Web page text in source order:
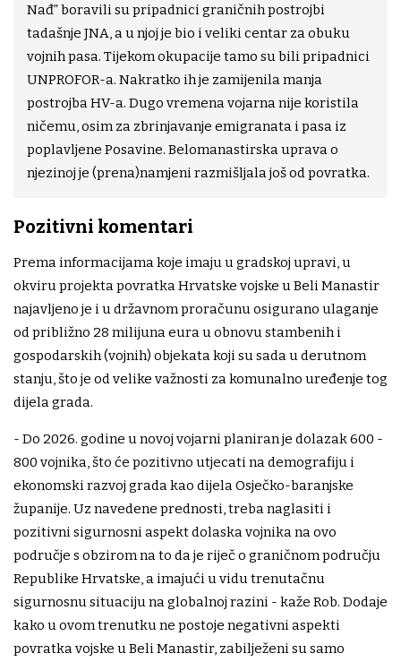
Nađ” boravili su pripadnici graničnih postrojbi
tadašnje JNA, a u njoj je bio i veliki centar za obuku
vojnih pasa. Tijekom okupacije tamo su bili pripadnici
UNPROFOR-a. Nakratko ih je zamijenila manja
postrojba HV-a. Dugo vremena vojarna nije koristila
ničemu, osim za zbrinjavanje emigranata i pasa iz
poplavljene Posavine. Belomanastirska uprava o
njezinoj je (prena)namjeni razmišljala još od povratka.
Pozitivni komentari
Prema informacijama koje imaju u gradskoj upravi, u
okviru projekta povratka Hrvatske vojske u Beli Manastir
najavljeno je i u državnom proračunu osigurano ulaganje
od približno 28 milijuna eura u obnovu stambenih i
gospodarskih (vojnih) objekata koji su sada u derutnom
stanju, što je od velike važnosti za komunalno uređenje tog
dijela grada.
- Do 2026. godine u novoj vojarni planiran je dolazak 600 -
800 vojnika, što će pozitivno utjecati na demografiju i
ekonomski razvoj grada kao dijela Osječko-baranjske
županije. Uz navedene prednosti, treba naglasiti i
pozitivni sigurnosni aspekt dolaska vojnika na ovo
područje s obzirom na to da je riječ o graničnom području
Republike Hrvatske, a imajući u vidu trenutačnu
sigurnosnu situaciju na globalnoj razini - kaže Rob. Dodaje
kako u ovom trenutku ne postoje negativni aspekti
povratka vojske u Beli Manastir, zabilježeni su samo